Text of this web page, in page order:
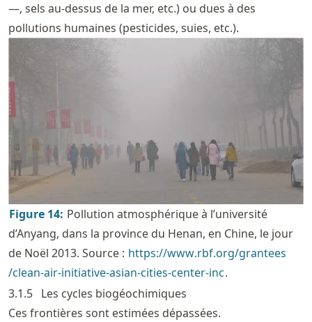
—, sels au-dessus de la mer, etc.) ou dues à des
pollutions humaines (pesticides, suies, etc.).
Figure 14: Pollution atmosphérique à l’université
d’Anyang, dans la province du Henan, en Chine, le jour
de Noël 2013. Source : https://www.rbf.org/grantees
/clean-air-initiative-asian-cities-center-inc.
3.1.5 Les cycles biogéochimiques
Ces frontières sont estimées dépassées.